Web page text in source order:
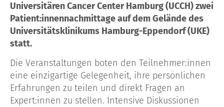
Universitären Cancer Center Hamburg (UCCH) zwei
Patient:innennachmittage auf dem Gelände des
Universitätsklinikums Hamburg-Eppendorf (UKE)
statt.
Die Veranstaltungen boten den Teilnehmer:innen
eine einzigartige Gelegenheit, ihre persönlichen
Erfahrungen zu teilen und direkt Fragen an
Expert:innen zu stellen. Intensive Diskussionen